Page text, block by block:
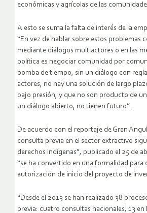
económicas y agrícolas de las
A esto se suma la falta de interés de la
“En vez de hablar sobre estos problemas
mediante diálogos multiactores o en las
política es negociar comunidad por
bomba de tiempo, sin un diálogo con
actores, no hay una solución de largo
bajo presión, y que no son producto de
un diálogo abierto, no tienen futuro”.
De acuerdo con el reportaje de Gran
consulta previa en el sector extractivo
derechos indígenas”, publicado el 25 de
“se ha convertido en una formalidad para
autorización de inicio del proyecto de
“Desde el 2013 se han realizado 38
previa: cuatro consultas nacionales, 13